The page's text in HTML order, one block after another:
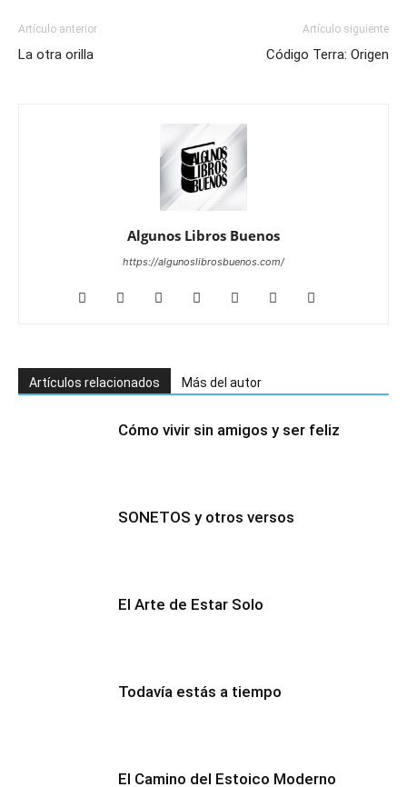
Artículo anterior
La otra orilla
Artículo siguiente
Código Terra: Origen
Algunos Libros Buenos
https://algunoslibrosbuenos.com/
Artículos relacionados Más del autor
Cómo vivir sin amigos y ser feliz
SONETOS y otros versos
El Arte de Estar Solo
Todavía estás a tiempo
El Camino del Estoico Moderno